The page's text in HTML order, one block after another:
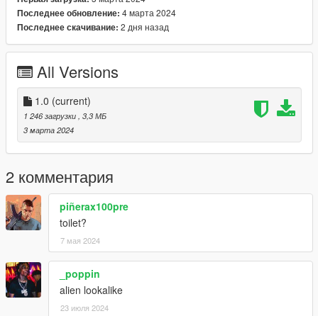
Последнее обновление: 4 марта 2024
Последнее скачивание: 2 дня назад
All Versions
1.0 (current)
1 246 загрузки , 3,3 МБ
3 марта 2024
2 комментария
piñerax100pre
toilet?
7 мая 2024
_poppin
alien lookalike
23 июля 2024